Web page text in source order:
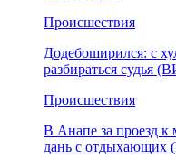
Происшествия
Додебоширился: с
разбираться судья
Происшествия
В Анапе за проезд
дань с